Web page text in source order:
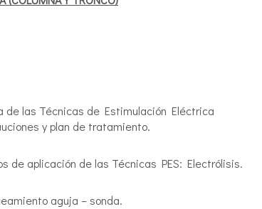
de las Técnicas de Estimulación Eléctrica
y plan de tratamiento.
de aplicación de las Técnicas PES: Electrólisis.
aguja – sonda.